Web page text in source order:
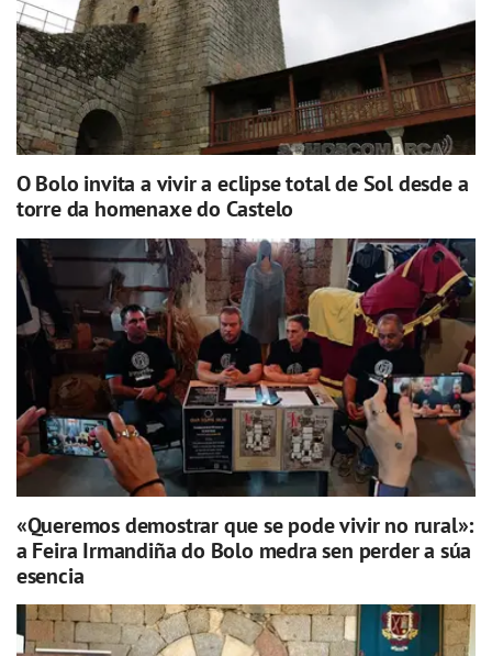
O Bolo invita a vivir a eclipse total de Sol desde a
torre da homenaxe do Castelo
«Queremos demostrar que se pode vivir no rural»:
a Feira Irmandiña do Bolo medra sen perder a súa
esencia